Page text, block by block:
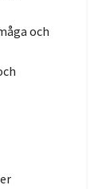
och